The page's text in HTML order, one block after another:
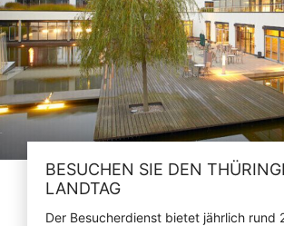
BESUCHEN SIE DEN
LANDTAG
Der Besucherdienst bietet jährlich rund